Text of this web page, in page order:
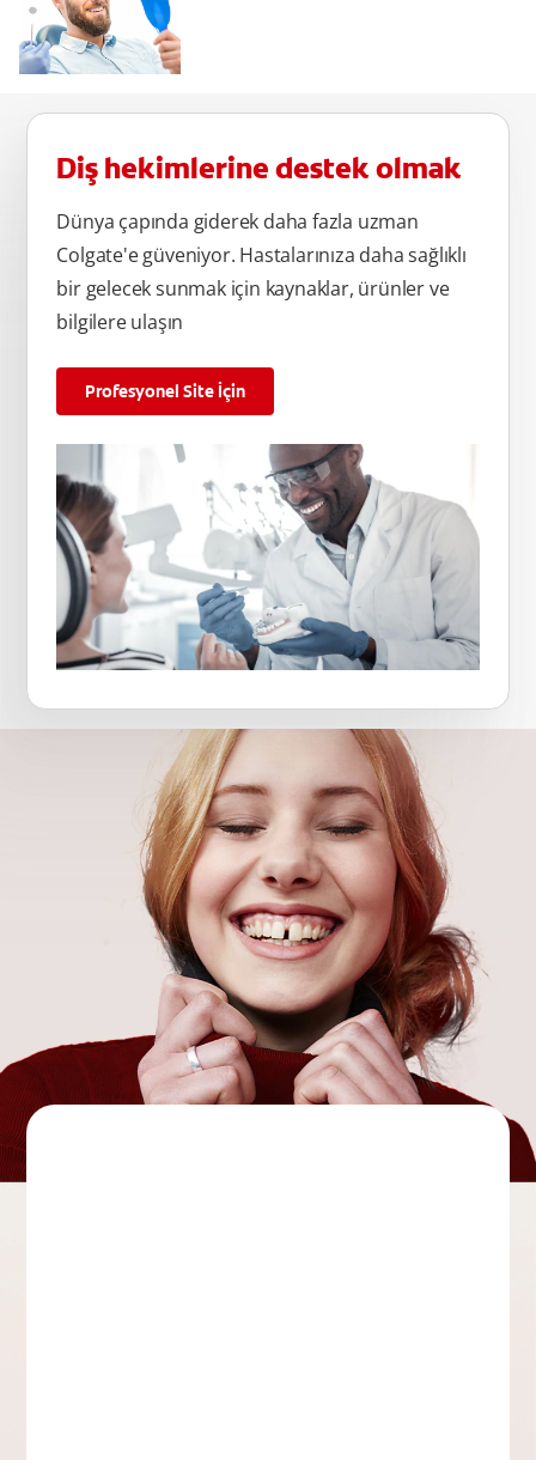
Diş hekimlerine destek olmak
Dünya çapında giderek daha fazla uzman
Colgate'e güveniyor. Hastalarınıza daha sağlıklı
bir gelecek sunmak için kaynaklar, ürünler ve
bilgilere ulaşın
Profesyonel Site İçin